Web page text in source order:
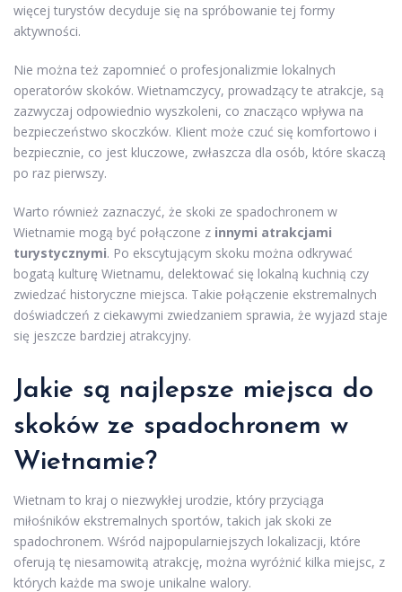
więcej turystów decyduje się na spróbowanie tej formy
aktywności.
Nie można też zapomnieć o profesjonalizmie lokalnych
operatorów skoków. Wietnamczycy, prowadzący te atrakcje, są
zazwyczaj odpowiednio wyszkoleni, co znacząco wpływa na
bezpieczeństwo skoczków. Klient może czuć się komfortowo i
bezpiecznie, co jest kluczowe, zwłaszcza dla osób, które skaczą
po raz pierwszy.
Warto również zaznaczyć, że skoki ze spadochronem w
Wietnamie mogą być połączone z innymi atrakcjami
turystycznymi. Po ekscytującym skoku można odkrywać
bogatą kulturę Wietnamu, delektować się lokalną kuchnią czy
zwiedzać historyczne miejsca. Takie połączenie ekstremalnych
doświadczeń z ciekawymi zwiedzaniem sprawia, że wyjazd staje
się jeszcze bardziej atrakcyjny.
Jakie są najlepsze miejsca do
skoków ze spadochronem w
Wietnamie?
Wietnam to kraj o niezwykłej urodzie, który przyciąga
miłośników ekstremalnych sportów, takich jak skoki ze
spadochronem. Wśród najpopularniejszych lokalizacji, które
oferują tę niesamowitą atrakcję, można wyróżnić kilka miejsc, z
których każde ma swoje unikalne walory.